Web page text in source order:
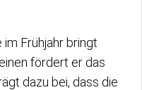
Frühjahr bringt
fördert er das
dazu bei, dass die